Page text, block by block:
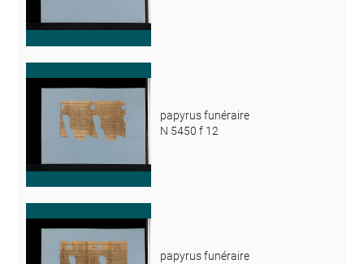
papyrus funéraire
N 5450 f 12
papyrus funéraire